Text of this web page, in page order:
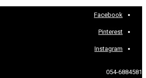
Facebook
Pinterest
Instagram
054-6884581